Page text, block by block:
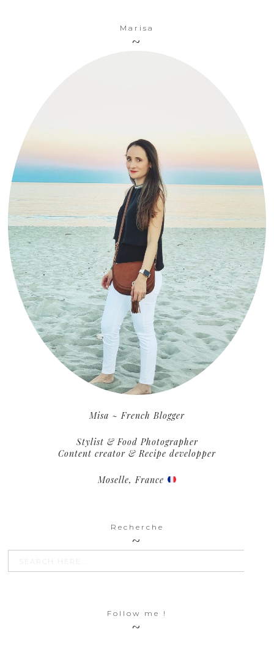
Marisa
Misa ~ French Blogger
Stylist & Food Photographer
Content creator & Recipe developper
Moselle, France
Recherche
Search SEARCH
Follow me !